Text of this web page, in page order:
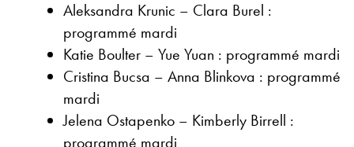
Aleksandra Krunic – Clara Burel :
programmé mardi
Katie Boulter – Yue Yuan : programmé mardi
Cristina Bucsa – Anna Blinkova : programmé
mardi
Jelena Ostapenko – Kimberly Birrell :
programmé mardi